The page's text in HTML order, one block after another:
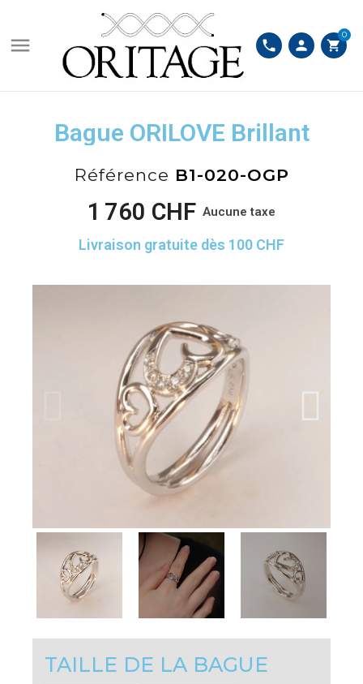
 phone person shopping_cart
0
Bague ORILOVE Brillant
Référence B1-020-OGP
1 760 CHF Aucune taxe
Livraison gratuite dès 100 CHF
TAILLE DE LA BAGUE